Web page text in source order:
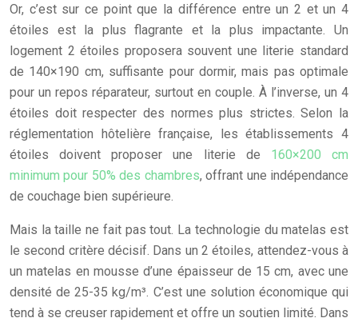
Or, c’est sur ce point que la différence entre un 2 et un 4
étoiles est la plus flagrante et la plus impactante. Un
logement 2 étoiles proposera souvent une literie standard
de 140×190 cm, suffisante pour dormir, mais pas optimale
pour un repos réparateur, surtout en couple. À l’inverse, un 4
étoiles doit respecter des normes plus strictes. Selon la
réglementation hôtelière française, les établissements 4
étoiles doivent proposer une literie de 160×200 cm
minimum pour 50% des chambres, offrant une indépendance
de couchage bien supérieure.
Mais la taille ne fait pas tout. La technologie du matelas est
le second critère décisif. Dans un 2 étoiles, attendez-vous à
un matelas en mousse d’une épaisseur de 15 cm, avec une
densité de 25-35 kg/m³. C’est une solution économique qui
tend à se creuser rapidement et offre un soutien limité. Dans